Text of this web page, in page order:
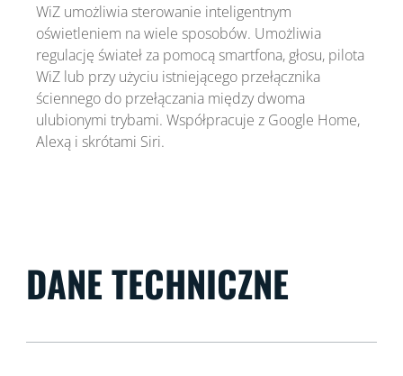
WiZ umożliwia sterowanie inteligentnym
oświetleniem na wiele sposobów. Umożliwia
regulację świateł za pomocą smartfona, głosu, pilota
WiZ lub przy użyciu istniejącego przełącznika
ściennego do przełączania między dwoma
ulubionymi trybami. Współpracuje z Google Home,
Alexą i skrótami Siri.
DANE TECHNICZNE